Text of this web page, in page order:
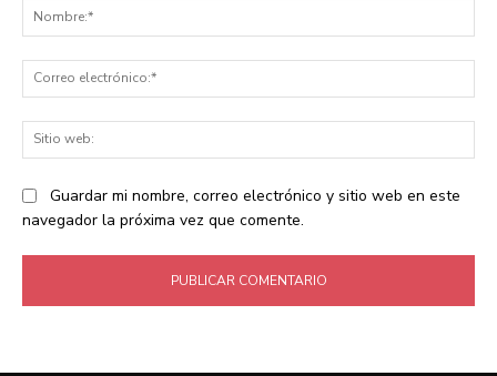
Guardar mi nombre, correo electrónico y sitio web en este
navegador la próxima vez que comente.